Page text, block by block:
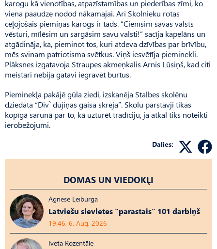
karogu kā vienotības, atpazīstamības un piederības zīmi, ko
viena paaudze nodod nākamajai. Arī Skolnieku rotas
ceļojošais piemiņas karogs ir tāds. “Cienīsim savas valsts
vēsturi, mīlēsim un sargāsim savu valsti!” sacīja kapelāns un
atgādināja, ka, pieminot tos, kuri atdeva dzīvības par brīvību,
mēs svinam patriotisma svētkus. Viņš iesvētīja pieminekli.
Plāksnes izgatavoja Strau­pes akmeņkalis Arnis Lūsiņš, kad citi
meistari nebija gatavi iegravēt burtus.
Pieminekļa pakājē gūla ziedi, izskanēja Stalbes skolēnu
dziedātā “Div` dūjiņas gaisā skrēja”. Skolu pārstāvji tikās
kopīgā sarunā par to, kā uzturēt tradīciju, ja atkal tiks noteikti
ierobežojumi.
Dalies:
DOMAS UN VIEDOKĻI
Agnese Leiburga
Latviešu sievietes “parastais” 101 darbiņš
19:46, 6. Aug, 2026
Iveta Rozentāle